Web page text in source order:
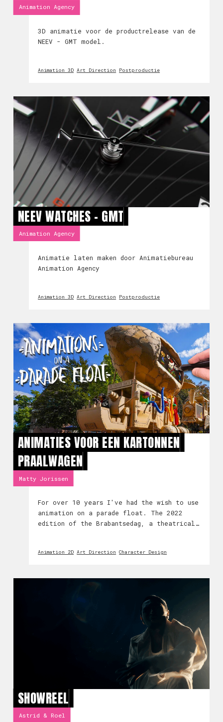
Animation Agency
3D animatie voor de productrelease van de
NEEV - GMT model.
Animation 3D Art Direction Postproductie
NEEV WATCHES - GMT
Animation Agency
Animatie laten maken door Animatiebureau
Animation Agency
Animation 3D Art Direction Postproductie
ANIMATIES VOOR EEN KARTONNEN
PRAALWAGEN
Matty Jorissen
For over 10 years I've had the wish to use
animation on a parade float. The 2022
edition of the Brabantsedag, a theatrical
theme for that year focused on the
Animation 2D Art Direction Character Design
SHOWREEL
Astrid & Roel